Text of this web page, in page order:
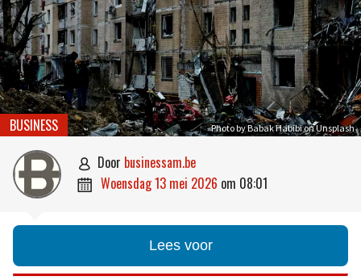
Photo by Babak Habibi on Unsplash
BUSINESS
 door businessam.be
 woensdag 13 mei 2026 om 08:01
Lees voor